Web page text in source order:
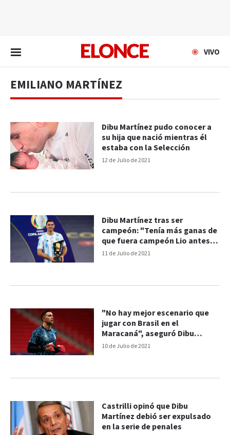
VIVO
EMILIANO MARTÍNEZ
12 de Julio de 2021
Dibu Martínez pudo conocer a
su hija que nació mientras él
estaba con la Selección
11 de Julio de 2021
Dibu Martínez tras ser
campeón: "Tenía más ganas de
que fuera campeón Lio antes
que yo"
10 de Julio de 2021
"No hay mejor escenario que
jugar con Brasil en el
Maracaná", aseguró Dibu
Martínez
Castrilli opinó que Dibu
Martínez debió ser expulsado
en la serie de penales